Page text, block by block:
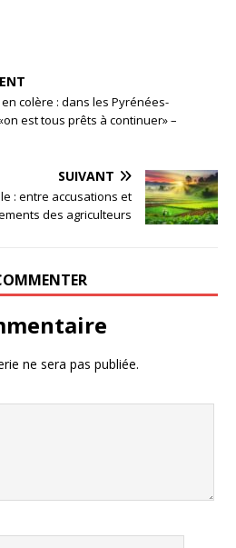
colère : dans les Pyrénées-
est tous prêts à continuer» –
SUIVANT
: entre accusations et
des agriculteurs
ne sera pas publiée.